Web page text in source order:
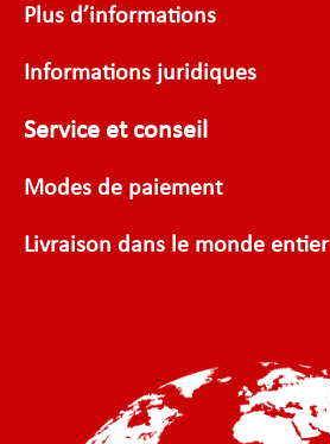
Plus d’informations
Informations juridiques
Service et conseil
Modes de paiement
Livraison dans le monde entier